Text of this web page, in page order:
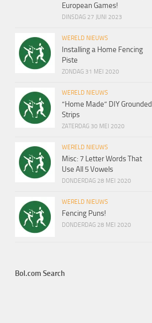
European Games!
DINSDAG 27 JUNI 2023
WERELD NIEUWS
Installing a Home Fencing
Piste
ZONDAG 31 MEI 2020
WERELD NIEUWS
“Home Made” DIY Grounded
Strips
ZATERDAG 30 MEI 2020
WERELD NIEUWS
Misc: 7 Letter Words That
Use All 5 Vowels
DONDERDAG 28 MEI 2020
WERELD NIEUWS
Fencing Puns!
DONDERDAG 28 MEI 2020
Bol.com Search